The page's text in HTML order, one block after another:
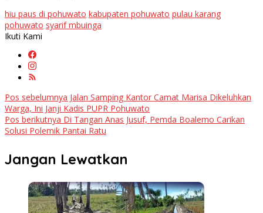
hiu paus di pohuwato kabupaten pohuwato pulau karang
pohuwato syarif mbuinga
Ikuti Kami
Navigasi
pos
Pos sebelumnya Jalan Samping Kantor Camat Marisa Dikeluhkan
Warga, Ini Janji Kadis PUPR Pohuwato
Pos berikutnya Di Tangan Anas Jusuf, Pemda Boalemo Carikan
Solusi Polemik Pantai Ratu
Jangan Lewatkan